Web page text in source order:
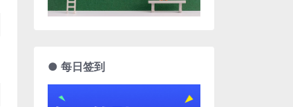
● 每日签到